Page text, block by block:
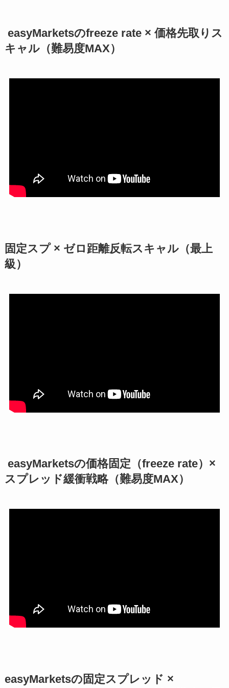
easyMarketsのfreeze rate × 価格先取りス
キャル（難易度MAX）
固定スプ × ゼロ距離反転スキャル（最上
級）
easyMarketsの価格固定（freeze rate）×
スプレッド緩衝戦略（難易度MAX）
easyMarketsの固定スプレッド ×